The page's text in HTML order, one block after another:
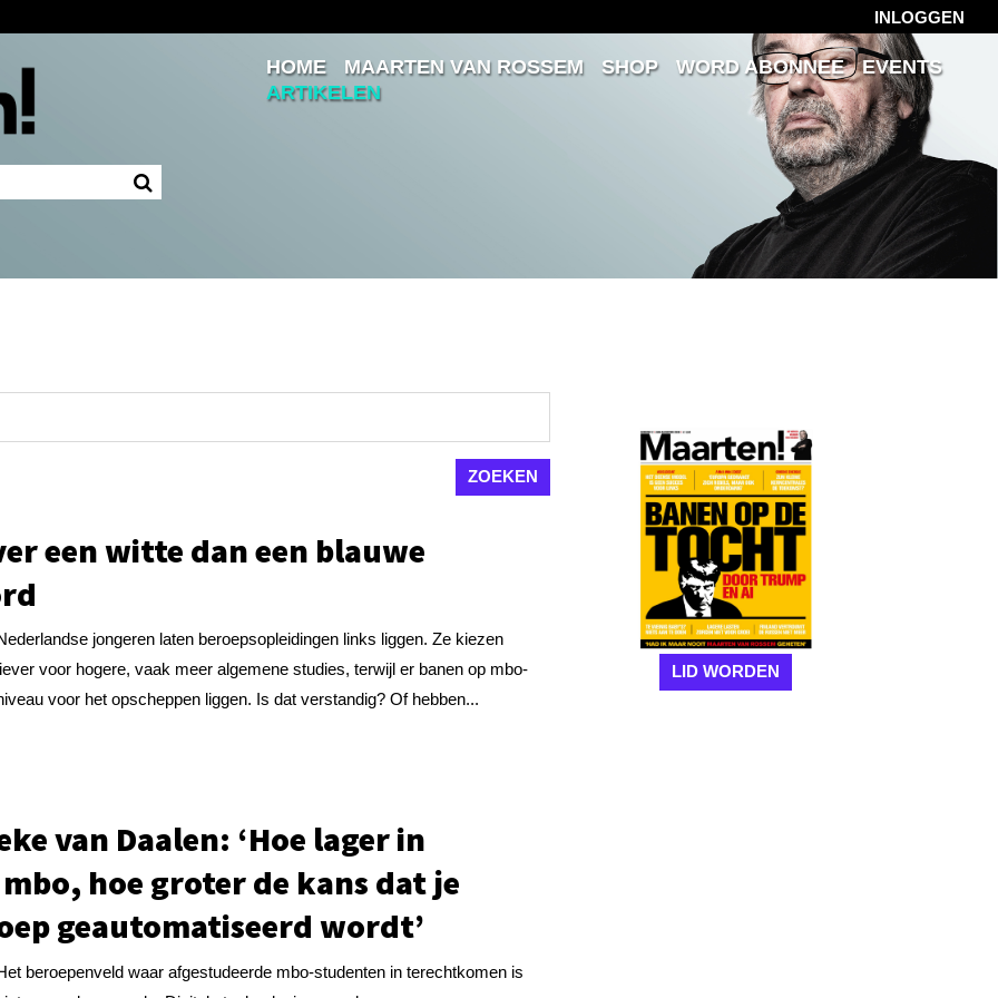
INLOGGEN
Inloggen
Ingelogd blijven
HOME MAARTEN VAN ROSSEM SHOP WORD ABONNEE
EVENTS
ARTIKELEN
een witte dan een blauwe
jongeren laten beroepsopleidingen links liggen. Ze kiezen
voor hogere, vaak meer algemene studies, terwijl er banen op mbo-
voor het opscheppen liggen. Is dat verstandig? Of hebben...
van Daalen: ‘Hoe lager in
hoe groter de kans dat je
geautomatiseerd wordt’
beroepenveld waar afgestudeerde mbo-studenten in terechtkomen is
LID WORDEN